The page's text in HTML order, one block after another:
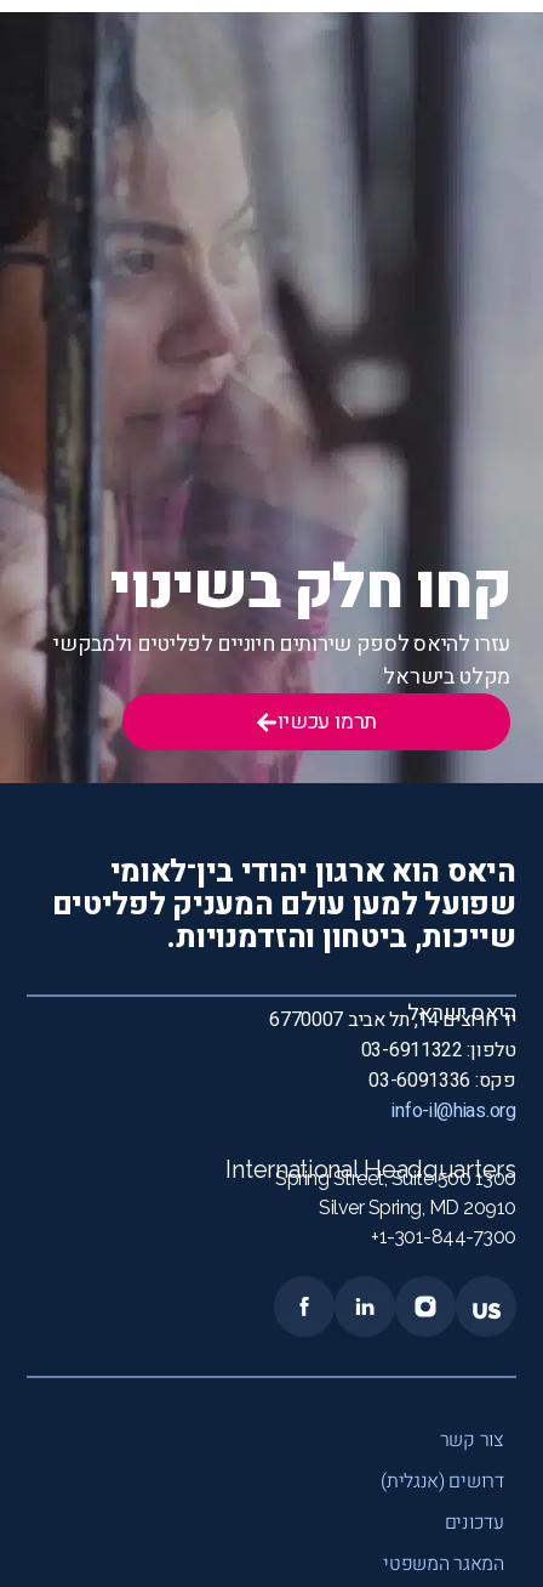
קחו חלק בשינוי
עזרו להיאס לספק שירותים חיוניים לפליטים ולמבקשי
מקלט בישראל
תרמו עכשיו
היאס הוא ארגון יהודי בין־לאומי
שפועל למען עולם המעניק לפליטים
שייכות, ביטחון והזדמנויות.
היאס ישראל
יד חרוצים 14, תל אביב 6770007
טלפון: 03-6911322
פקס: 03-6091336
info-il@hias.org
International Headquarters
1300 Spring Street, Suite 500
Silver Spring, MD 20910
1-301-844-7300+
צור קשר
דרושים (אנגלית)
עדכונים
המאגר המשפטי